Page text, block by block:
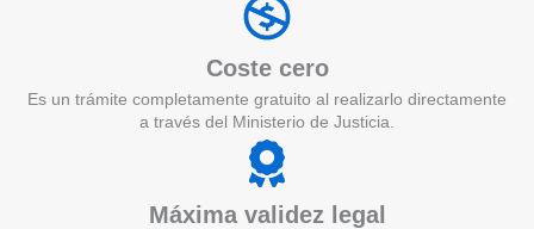
Coste cero
Es un trámite completamente gratuito al realizarlo directamente
a través del Ministerio de Justicia.
Máxima validez legal